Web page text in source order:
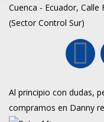
Cuenca - Ecuador, Calle
(Sector Control Sur)
Al principio con dudas,
compramos en Danny